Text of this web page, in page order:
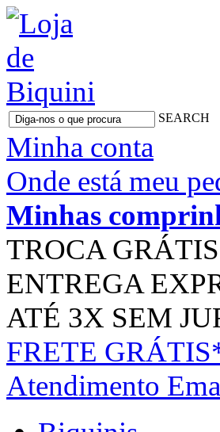
SEARCH
Minha conta
Onde está meu
Minhas
TROCA GRÁTIS
ENTREGA
ATÉ 3X SEM
FRETE
Atendimento